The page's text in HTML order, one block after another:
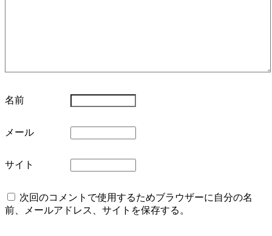
名前
メール
サイト
次回のコメントで使用するためブラウザーに自分の名
前、メールアドレス、サイトを保存する。